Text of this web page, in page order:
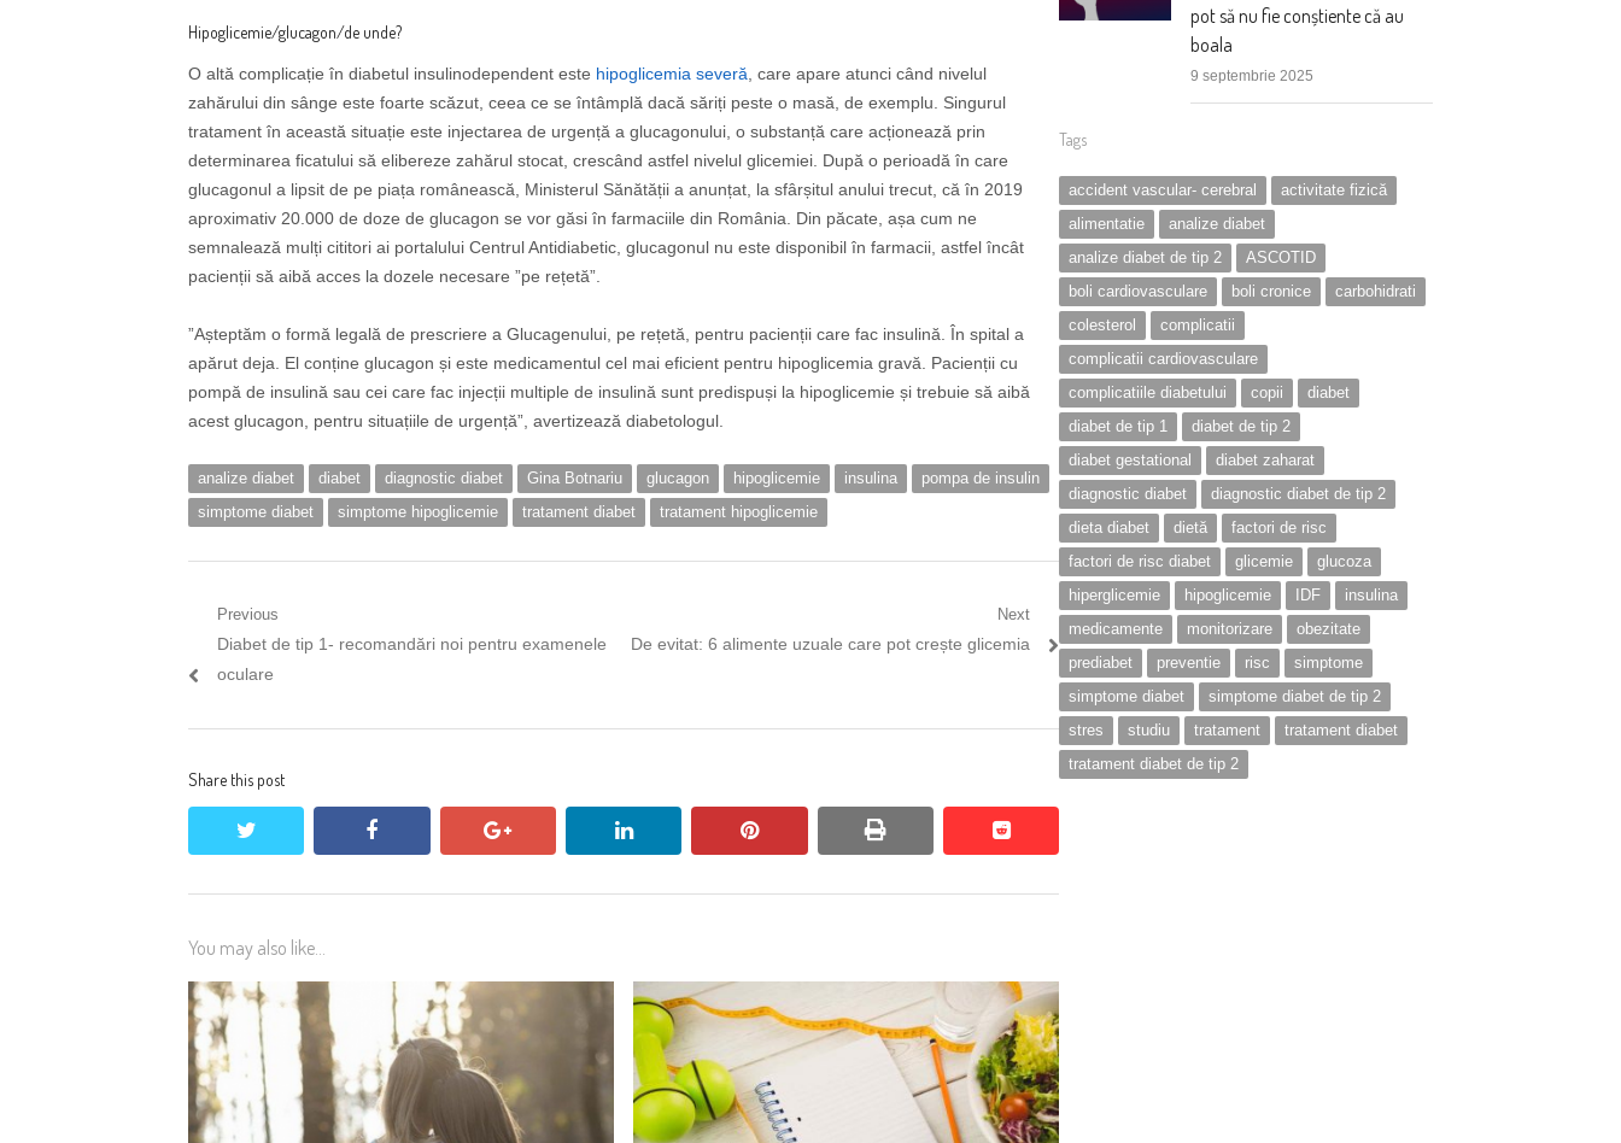
Hipoglicemie/glucagon/de unde?
O altă complicație în diabetul insulinodependent este hipoglicemia severă , care apare atunci când nivelul
zahărului din sânge este foarte scăzut, ceea ce se întâmplă dacă săriți peste o masă, de exemplu. Singurul
tratament în această situație este injectarea de urgență a glucagonului, o substanță care acționează prin
determinarea ficatului să elibereze zahărul stocat, crescând astfel nivelul glicemiei. După o perioadă în care
glucagonul a lipsit de pe piața românească, Ministerul Sănătății a anunțat, la sfârșitul anului trecut, că în 2019
aproximativ 20.000 de doze de glucagon se vor găsi în farmaciile din România. Din păcate, așa cum ne
semnalează mulți cititori ai portalului Centrul Antidiabetic, glucagonul nu este disponibil în farmacii, astfel încât
pacienții să aibă acces la dozele necesare ”pe rețetă”.
”Așteptăm o formă legală de prescriere a Glucagenului, pe rețetă, pentru pacienții care fac insulină. În spital a
apărut deja. El conține glucagon și este medicamentul cel mai eficient pentru hipoglicemia gravă. Pacienții cu
pompă de insulină sau cei care fac injecții multiple de insulină sunt predispuși la hipoglicemie și trebuie să aibă
acest glucagon, pentru situațiile de urgență”, avertizează diabetologul.
analize diabet diabet diagnostic diabet Gina Botnariu glucagon hipoglicemie insulina
pompa de insulin
simptome diabet
simptome hipoglicemie tratament diabet tratament hipoglicemie
Navigare
în
Previous
Previous
post:
Diabet de tip 1- recomandări noi pentru examenele
oculare
Next
Next
De evitat: 6 alimente uzuale care pot crește glicemia
Share this post
twitter facebook google+ linkedin pinterest print reddit
reddit
You may also like...
pot să nu fie conștiente că au
boala
9 septembrie 2025
Tags
accident vascular- cerebral
activitate fizică
alimentatie
analize diabet
analize diabet de tip 2
ASCOTID
boli cardiovasculare
boli cronice
carbohidrati
colesterol
complicatii
complicatii cardiovasculare
complicatiile diabetului
copii
diabet
diabet de tip 1
diabet de tip 2
diabet gestational
diabet zaharat
diagnostic diabet
diagnostic diabet de tip 2
dieta diabet
dietă
factori de risc
factori de risc diabet
glicemie
glucoza
hiperglicemie
hipoglicemie IDF
insulina
medicamente
monitorizare
obezitate
prediabet
preventie risc
simptome
simptome diabet
simptome diabet de tip 2
stres
studiu tratament
tratament diabet
tratament diabet de tip 2